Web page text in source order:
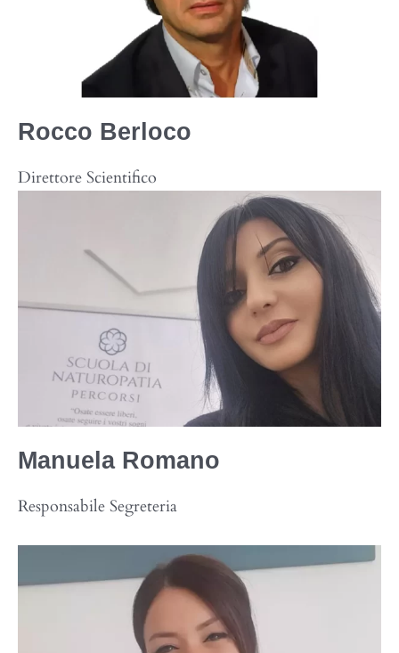
Rocco Berloco
Direttore Scientifico
Manuela Romano
Responsabile Segreteria